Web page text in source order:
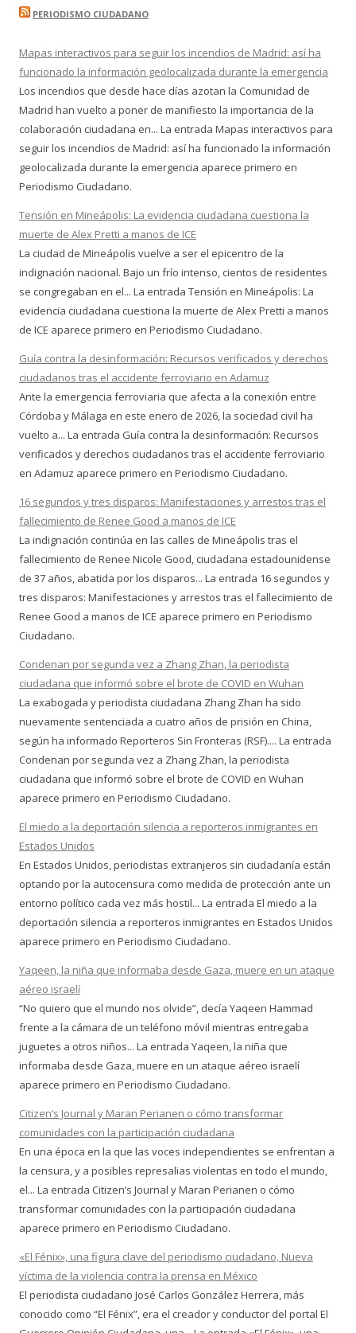
PERIODISMO CIUDADANO
Mapas interactivos para seguir los incendios de Madrid: así ha
funcionado la información geolocalizada durante la emergencia
Los incendios que desde hace días azotan la Comunidad de
Madrid han vuelto a poner de manifiesto la importancia de la
colaboración ciudadana en... La entrada Mapas interactivos para
seguir los incendios de Madrid: así ha funcionado la información
geolocalizada durante la emergencia aparece primero en
Periodismo Ciudadano.
Tensión en Mineápolis: La evidencia ciudadana cuestiona la
muerte de Alex Pretti a manos de ICE
La ciudad de Mineápolis vuelve a ser el epicentro de la
indignación nacional. Bajo un frío intenso, cientos de residentes
se congregaban en el... La entrada Tensión en Mineápolis: La
evidencia ciudadana cuestiona la muerte de Alex Pretti a manos
de ICE aparece primero en Periodismo Ciudadano.
Guía contra la desinformación: Recursos verificados y derechos
ciudadanos tras el accidente ferroviario en Adamuz
Ante la emergencia ferroviaria que afecta a la conexión entre
Córdoba y Málaga en este enero de 2026, la sociedad civil ha
vuelto a... La entrada Guía contra la desinformación: Recursos
verificados y derechos ciudadanos tras el accidente ferroviario
en Adamuz aparece primero en Periodismo Ciudadano.
16 segundos y tres disparos: Manifestaciones y arrestos tras el
fallecimiento de Renee Good a manos de ICE
La indignación continúa en las calles de Mineápolis tras el
fallecimiento de Renee Nicole Good, ciudadana estadounidense
de 37 años, abatida por los disparos... La entrada 16 segundos y
tres disparos: Manifestaciones y arrestos tras el fallecimiento de
Renee Good a manos de ICE aparece primero en Periodismo
Ciudadano.
Condenan por segunda vez a Zhang Zhan, la periodista
ciudadana que informó sobre el brote de COVID en Wuhan
La exabogada y periodista ciudadana Zhang Zhan ha sido
nuevamente sentenciada a cuatro años de prisión en China,
según ha informado Reporteros Sin Fronteras (RSF).... La entrada
Condenan por segunda vez a Zhang Zhan, la periodista
ciudadana que informó sobre el brote de COVID en Wuhan
aparece primero en Periodismo Ciudadano.
El miedo a la deportación silencia a reporteros inmigrantes en
Estados Unidos
En Estados Unidos, periodistas extranjeros sin ciudadanía están
optando por la autocensura como medida de protección ante un
entorno político cada vez más hostil... La entrada El miedo a la
deportación silencia a reporteros inmigrantes en Estados Unidos
aparece primero en Periodismo Ciudadano.
Yaqeen, la niña que informaba desde Gaza, muere en un ataque
aéreo israelí
“No quiero que el mundo nos olvide”, decía Yaqeen Hammad
frente a la cámara de un teléfono móvil mientras entregaba
juguetes a otros niños... La entrada Yaqeen, la niña que
informaba desde Gaza, muere en un ataque aéreo israelí
aparece primero en Periodismo Ciudadano.
Citizen’s Journal y Maran Perianen o cómo transformar
comunidades con la participación ciudadana
En una época en la que las voces independientes se enfrentan a
la censura, y a posibles represalias violentas en todo el mundo,
el... La entrada Citizen’s Journal y Maran Perianen o cómo
transformar comunidades con la participación ciudadana
aparece primero en Periodismo Ciudadano.
«El Fénix», una figura clave del periodismo ciudadano, Nueva
víctima de la violencia contra la prensa en México
El periodista ciudadano José Carlos González Herrera, más
conocido como “El Fénix”, era el creador y conductor del portal El